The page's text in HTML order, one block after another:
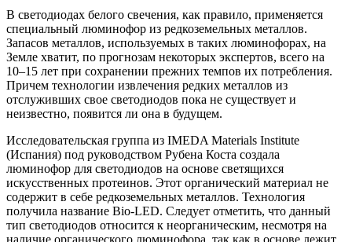
В светодиодах белого свечения, как правило, применяется
специальный люминофор из редкоземельных металлов.
Запасов металлов, используемых в таких люминофорах, на
Земле хватит, по прогнозам некоторых экспертов, всего на
10–15 лет при сохранении прежних темпов их потребления.
Причем технологии извлечения редких металлов из
отслуживших свое светодиодов пока не существует и
неизвестно, появится ли она в будущем.
Исследовательская группа из IMEDA Materials Institute
(Испания) под руководством Рубена Коста создала
люминофор для светодиодов на основе светящихся
искусственных протеинов. Этот органический материал не
содержит в себе редкоземельных металлов. Технология
получила название Bio-LED. Следует отметить, что данный
тип светодиодов относится к неорганическим, несмотря на